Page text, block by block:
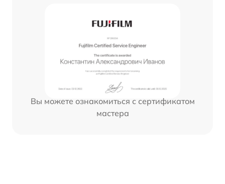
Вы можете ознакомиться с сертификатом
мастера